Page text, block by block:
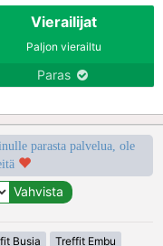
Vierailijat
Paljon vierailtu
Paras
parasta palvelua, ole
Busia Treffit Embu